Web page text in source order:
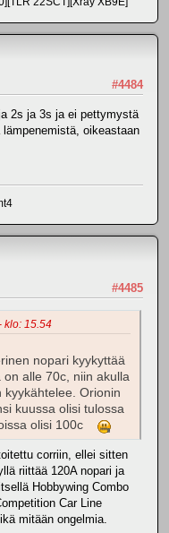
#4484
2s ja 3s ja ei pettymystä
oikeastaan
#4485
klo: 15.54
nopari kyykyttää
alle 70c, niin akulla
kyykähtelee. Orionin
kuussa olisi tulossa
olisi 100c
corriin, ellei sitten
riittää 120A nopari ja
Hobbywing Combo
Car Line
mitään ongelmia.